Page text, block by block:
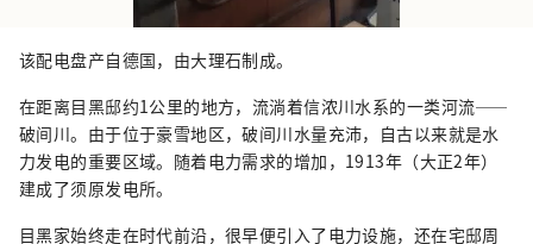
该配电盘产自德国，由大理石制成。
在距离目黑邸约1公里的地方，流淌着信浓川水系的一类河流——
破间川。由于位于豪雪地区，破间川水量充沛，自古以来就是水
力发电的重要区域。随着电力需求的增加，1913年（大正2年）
建成了须原发电所。
目黑家始终走在时代前沿，很早便引入了电力设施，还在宅邸周